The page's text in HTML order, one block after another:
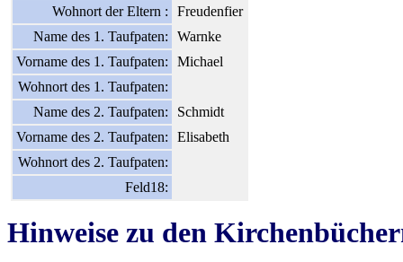
Wohnort der Eltern :
Freudenfier
Name des 1. Taufpaten:
Warnke
Vorname des 1. Taufpaten:
Michael
Wohnort des 1. Taufpaten:
Name des 2. Taufpaten:
Schmidt
Vorname des 2. Taufpaten:
Elisabeth
Wohnort des 2. Taufpaten:
Feld18:
Hinweise zu den